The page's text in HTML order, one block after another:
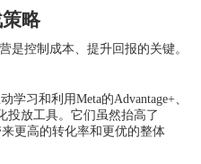
略
是控制成本、提升回报的关键。
习和利用Meta的Advantage+、
投放工具。它们虽然抬高了
更高的转化率和更优的整体